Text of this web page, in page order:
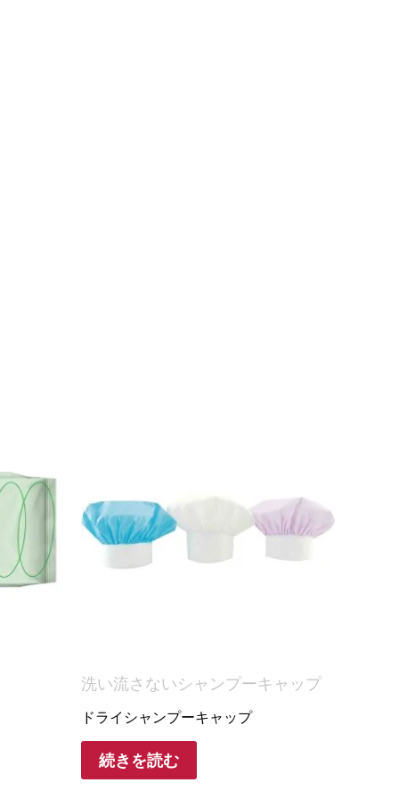
洗い流さないシャンプーキャップ
ドライシャンプーキャップ
続きを読む